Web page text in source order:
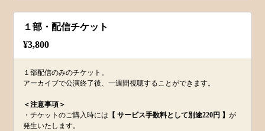
１部・配信チケット
¥3,800
１部配信のみのチケット。
アーカイブで公演終了後、一週間視聴することができます。
＜注意事項＞
・チケットのご購入時には
【 サービス手数料として別途220円 】が
発生いたします。